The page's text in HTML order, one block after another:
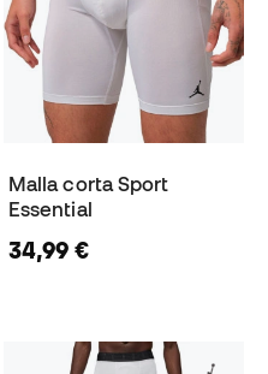
Malla corta Sport
Essential
34,99 €